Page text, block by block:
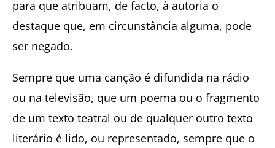
para que atribuam, de facto, à autoria o
destaque que, em circunstância alguma, pode
ser negado.
Sempre que uma canção é difundida na rádio
ou na televisão, que um poema ou o fragmento
de um texto teatral ou de qualquer outro texto
literário é lido, ou representado, sempre que o